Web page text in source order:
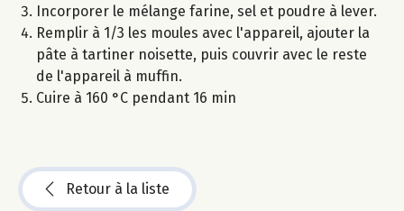
Incorporer le mélange farine, sel et poudre à lever.
Remplir à 1/3 les moules avec l'appareil, ajouter la
pâte à tartiner noisette, puis couvrir avec le reste
de l'appareil à muffin.
Cuire à 160 °C pendant 16 min
Retour à la liste